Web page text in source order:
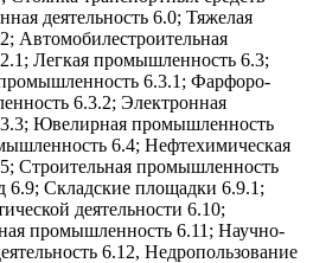
деятельность 6.0; Тяжелая
Автомобилестроительная
Легкая промышленность 6.3;
6.3.1; Фарфоро-
6.3.2; Электронная
Ювелирная промышленность
6.4; Нефтехимическая
Строительная промышленность
6.9; Складские площадки 6.9.1;
деятельности 6.10;
промышленность 6.11; Научно-
6.12, Недропользование